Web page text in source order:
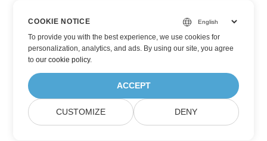
COOKIE NOTICE
To provide you with the best experience, we use cookies for
personalization, analytics, and ads. By using our site, you agree
toour cookie policy.
ACCEPT
CUSTOMIZE DENY